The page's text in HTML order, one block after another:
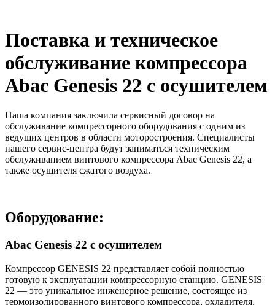
Поставка и техническое
обслуживание компрессора
Abac Genesis 22 с осушителем
Наша компания заключила сервисный договор на
обслуживание компрессорного оборудования с одним из
ведущих центров в области моторостроения. Специалисты
нашего сервис-центра будут заниматься техническим
обслуживанием винтового компрессора Abac Genesis 22, а
также осушителя сжатого воздуха.
Оборудование:
Abac Genesis 22 с осушителем
Компрессор GENESIS 22 представляет собой полностью
готовую к эксплуатации компрессорную станцию. GENESIS
22 — это уникальное инженерное решение, состоящее из
термоизолированного винтового компрессора, охладителя,